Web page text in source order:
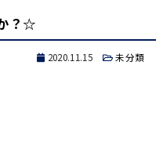
？☆
2020.11.15 未分類